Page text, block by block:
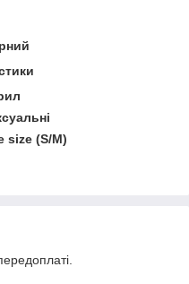
size (S/M)